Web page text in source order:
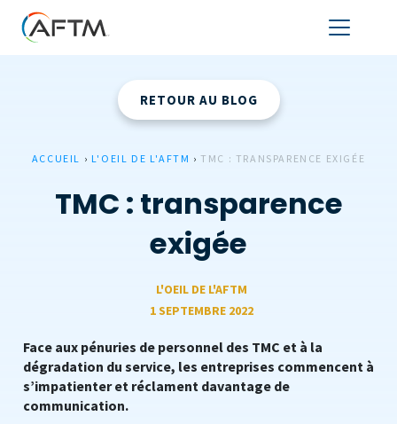
RETOUR AU BLOG
ACCUEIL › L'OEIL DE L'AFTM ›TMC : TRANSPARENCE EXIGÉE
TMC : transparence
exigée
L'OEIL DE L'AFTM
1 SEPTEMBRE 2022
Face aux pénuries de personnel des TMC et à la
dégradation du service, les entreprises commencent à
s’impatienter et réclament davantage de
communication.